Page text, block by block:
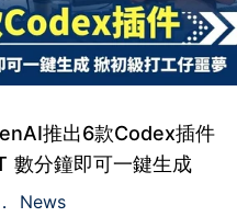
推出6款Codex插件
數分鐘即可一鍵生成
News